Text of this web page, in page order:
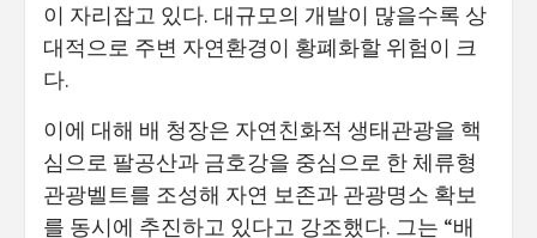
이 자리잡고 있다. 대규모의 개발이 많을수록 상
대적으로 주변 자연환경이 황폐화할 위험이 크
다.
이에 대해 배 청장은 자연친화적 생태관광을 핵
심으로 팔공산과 금호강을 중심으로 한 체류형
관광벨트를 조성해 자연 보존과 관광명소 확보
를 동시에 추진하고 있다고 강조했다. 그는 “배